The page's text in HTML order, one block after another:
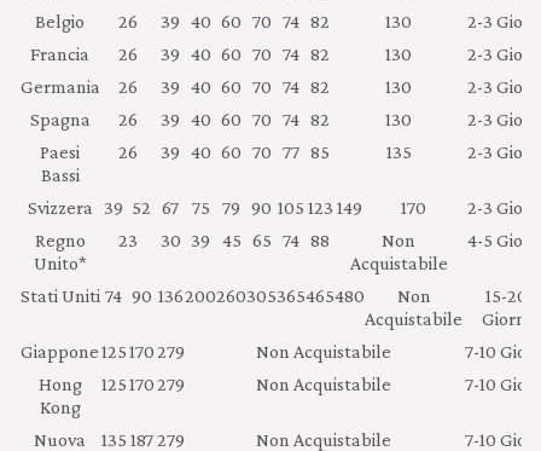
Belgio
26 39 40 60 70 74 82 130
2-3
Francia
26 39 40 60 70 74 82 130
2-3
Germania
26 39 40 60 70 74 82 130
2-3
Spagna
26 39 40 60 70 74 82 130
2-3
Paesi
Bassi
26 39 40 60 70 77 85 135 2-3
Svizzera 39 52 67 75 79 90 105 123 149 170
2-3
Regno
Unito*
23 30 39 45 65 74 88
Non
Acquistabile
4-5
Stati Uniti 74 90 136200260305365465480
Non
Acquistabile
15-20
Giorni
Giappone125170279 Non Acquistabile
7-10
Hong
Kong
125170279 Non Acquistabile 7-10
Nuova
135 187 279 Non Acquistabile 7-10